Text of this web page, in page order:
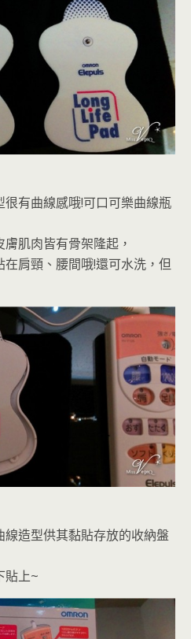
有曲線感哦!可口可樂曲線瓶
肌肉皆有骨架隆起，
肩頸、腰間哦!還可水洗，但
造型供其黏貼存放的收納盤
貼上~